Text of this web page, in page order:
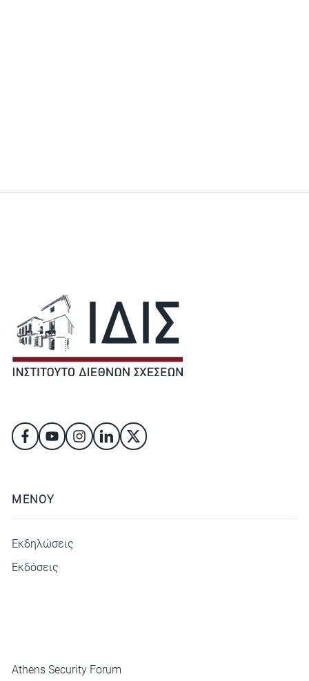
ΜΕΝΟΥ
Εκδηλώσεις
Εκδόσεις
Athens Security Forum